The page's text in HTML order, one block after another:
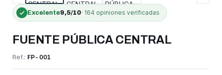
Excelente9,5/10· 164 opiniones verificadas
FUENTE PÚBLICA CENTRAL
Ref.: FP-001